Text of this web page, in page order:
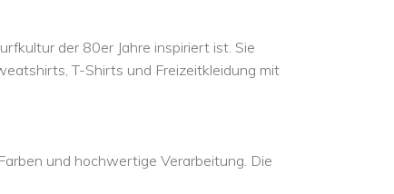
der 80er Jahre inspiriert ist. Sie
T-Shirts und Freizeitkleidung mit
und hochwertige Verarbeitung. Die